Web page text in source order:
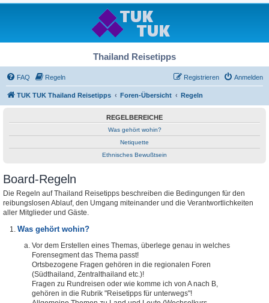
Thailand Reisetipps
FAQ Regeln Anmelden
Registrieren
TUK TUK Thailand Reisetipps Foren-Übersicht Regeln
REGELBEREICHE
Was gehört wohin?
Netiquette
Ethnisches Bewußtsein
Board-Regeln
Die Regeln auf Thailand Reisetipps beschreiben die Bedingungen für den
reibungslosen Ablauf, den Umgang miteinander und die Verantwortlichkeiten
aller Mitglieder und Gäste.
Was gehört wohin?
Vor dem Erstellen eines Themas, überlege genau in welches
Forensegment das Thema passt!
Ortsbezogene Fragen gehören in die regionalen Foren
(Südthailand, Zentralthailand etc.)!
Fragen zu Rundreisen oder wie komme ich von A nach B,
gehören in die Rubrik "Reisetipps für unterwegs"!